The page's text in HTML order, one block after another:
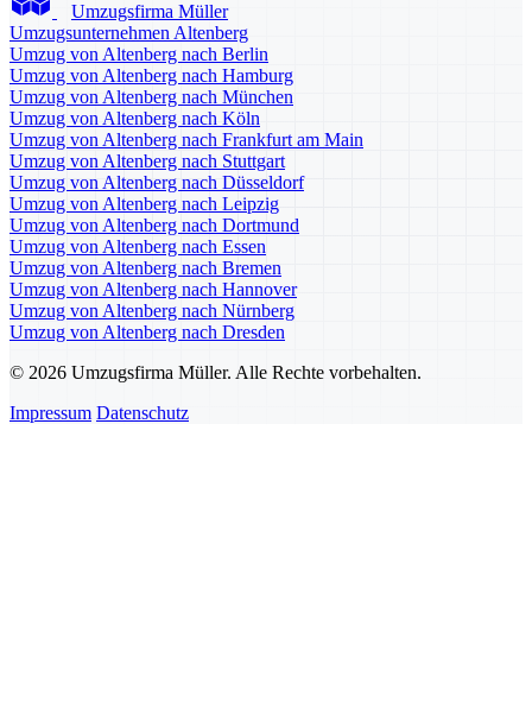
Umzugsfirma Müller
Umzugsunternehmen Altenberg
Umzug von Altenberg nach Berlin
Umzug von Altenberg nach Hamburg
Umzug von Altenberg nach München
Umzug von Altenberg nach Köln
Umzug von Altenberg nach Frankfurt am Main
Umzug von Altenberg nach Stuttgart
Umzug von Altenberg nach Düsseldorf
Umzug von Altenberg nach Leipzig
Umzug von Altenberg nach Dortmund
Umzug von Altenberg nach Essen
Umzug von Altenberg nach Bremen
Umzug von Altenberg nach Hannover
Umzug von Altenberg nach Nürnberg
Umzug von Altenberg nach Dresden
© 2026 Umzugsfirma Müller. Alle Rechte vorbehalten.
Impressum Datenschutz